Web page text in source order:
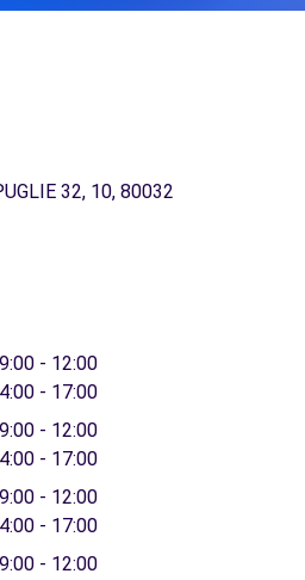
32, 10, 80032
- 12:00
- 17:00
- 12:00
- 17:00
- 12:00
- 17:00
- 12:00